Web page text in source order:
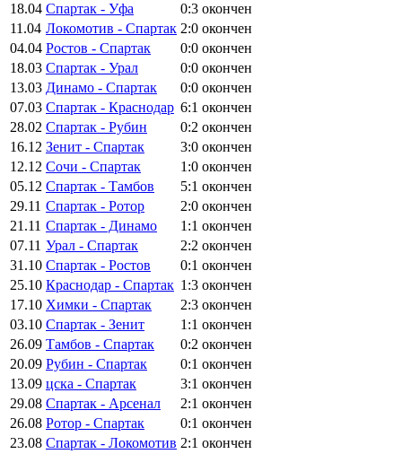
18.04 Спартак - Уфа 0:3 окончен
11.04 Локомотив - Спартак 2:0 окончен
04.04 Ростов - Спартак 0:0 окончен
18.03 Спартак - Урал 0:0 окончен
13.03 Динамо - Спартак 0:0 окончен
07.03 Спартак - Краснодар 6:1 окончен
28.02 Спартак - Рубин 0:2 окончен
16.12 Зенит - Спартак 3:0 окончен
12.12 Сочи - Спартак 1:0 окончен
05.12 Спартак - Тамбов 5:1 окончен
29.11 Спартак - Ротор 2:0 окончен
21.11 Спартак - Динамо 1:1 окончен
07.11 Урал - Спартак 2:2 окончен
31.10 Спартак - Ростов 0:1 окончен
25.10 Краснодар - Спартак 1:3 окончен
17.10 Химки - Спартак 2:3 окончен
03.10 Спартак - Зенит 1:1 окончен
26.09 Тамбов - Спартак 0:2 окончен
20.09 Рубин - Спартак 0:1 окончен
13.09 цска - Спартак 3:1 окончен
29.08 Спартак - Арсенал 2:1 окончен
26.08 Ротор - Спартак 0:1 окончен
23.08 Спартак - Локомотив 2:1 окончен